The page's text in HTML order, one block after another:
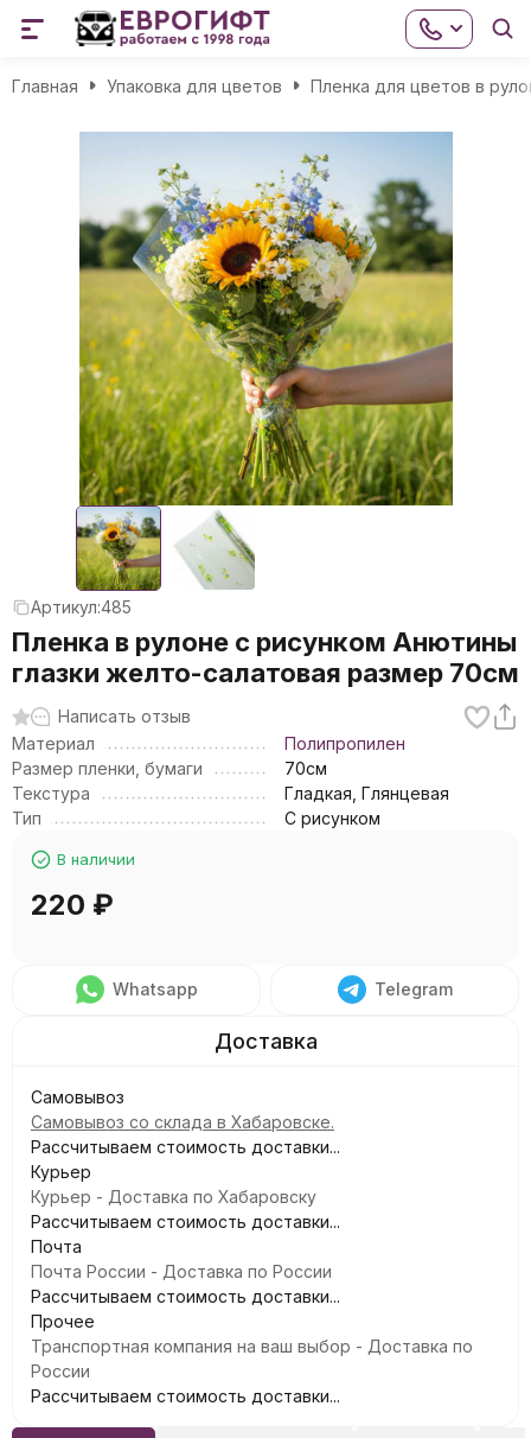
Главная Упаковка для цветов Пленка для цветов в
Артикул:485
Пленка в рулоне с рисунком Анютины
глазки желто-салатовая размер 70см
Написать отзыв
Материал
Полипропилен
Размер пленки, бумаги
70см
Текстура
Гладкая, Глянцевая
Тип
С рисунком
В наличии
220 ₽
Whatsapp Telegram
Самовывоз
Самовывоз со склада в Хабаровске.
Рассчитываем стоимость доставки...
Курьер
Курьер - Доставка по Хабаровску
Рассчитываем стоимость доставки...
Почта
Почта России - Доставка по России
Рассчитываем стоимость доставки...
Прочее
Транспортная компания на ваш выбор - Доставка по
России
Рассчитываем стоимость доставки...